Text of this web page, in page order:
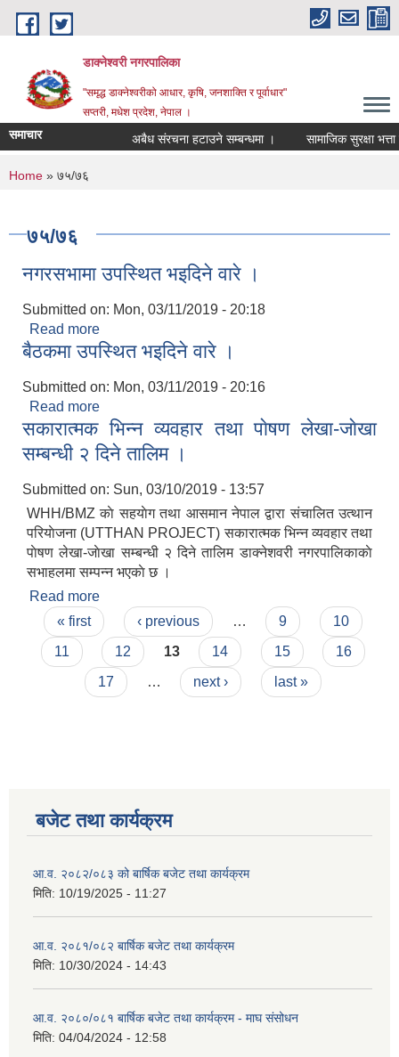
Skip to main content
डाक्नेश्वरी नगरपालिका
"समृद्ध डाक्नेश्वरीको आधार, कृषि, जनशाक्ति र पूर्वाधार"
सप्तरी, मधेश प्रदेश, नेपाल ।
समाचार अबैध संरचना हटाउने सम्बन्धमा । सामाजिक सुरक्षा भत्ता
You are here
Home » ७५/७६
७५/७६
नगरसभामा उपस्थित भइदिने वारे ।
Submitted on: Mon, 03/11/2019 - 20:18
Read more
बैठकमा उपस्थित भइदिने वारे ।
Submitted on: Mon, 03/11/2019 - 20:16
Read more
सकारात्मक भिन्न व्यवहार तथा पाेषण लेखा-जाेखा
सम्बन्धी २ दिने तालिम ।
Submitted on: Sun, 03/10/2019 - 13:57
WHH/BMZ काे सहयाेग तथा आसमान नेपाल द्वारा संचालित उत्थान
परियाेजना (UTTHAN PROJECT) सकारात्मक भिन्न व्यवहार तथा
पाेषण लेखा-जाेखा सम्बन्धी २ दिने तालिम डाक्नेशवरी नगरपालिकाकाे
सभाहलमा सम्पन्न भएकाे छ ।
Read more
सम्बन्धी २ दिने तालिम ।
Pages
« first ‹ previous … 9
10
11
12 13 14 15
16
17
… next › last »
बजेट तथा कार्यक्रम
आ.व. २०८२/०८३ को बार्षिक बजेट तथा कार्यक्रम
मिति: 10/19/2025 - 11:27
आ.व. २०८१/०८२ बार्षिक बजेट तथा कार्यक्रम
मिति: 10/30/2024 - 14:43
आ.व. २०८०/०८१ बार्षिक बजेट तथा कार्यक्रम - माघ संसोधन
मिति: 04/04/2024 - 12:58